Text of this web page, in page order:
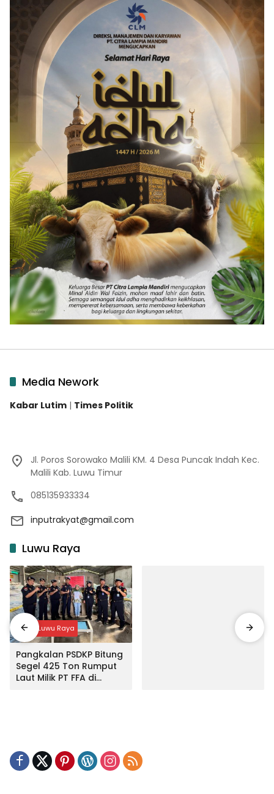
Media Nework
Kabar Lutim | Times Politik
Jl. Poros Sorowako Malili KM. 4 Desa Puncak Indah Kec.
Malili Kab. Luwu Timur
085135933334
inputrakyat@gmail.com
Luwu Raya
Input Luwu Raya
Pangkalan PSDKP Bitung
Segel 425 Ton Rumput
Laut Milik PT FFA di